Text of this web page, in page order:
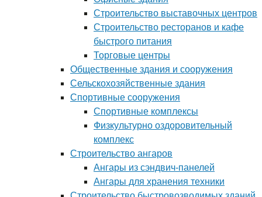
Строительство выставочных центров
Строительство ресторанов и кафе
быстрого питания
Торговые центры
Общественные здания и сооружения
Сельскохозяйственные здания
Спортивные сооружения
Спортивные комплексы
Физкультурно оздоровительный
комплекс
Строительство ангаров
Ангары из сэндвич-панелей
Ангары для хранения техники